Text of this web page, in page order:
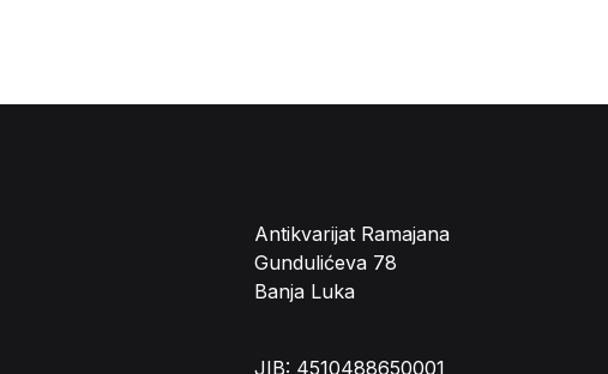
Antikvarijat Ramajana
Gundulićeva 78
Banja Luka
JIB: 4510488650001